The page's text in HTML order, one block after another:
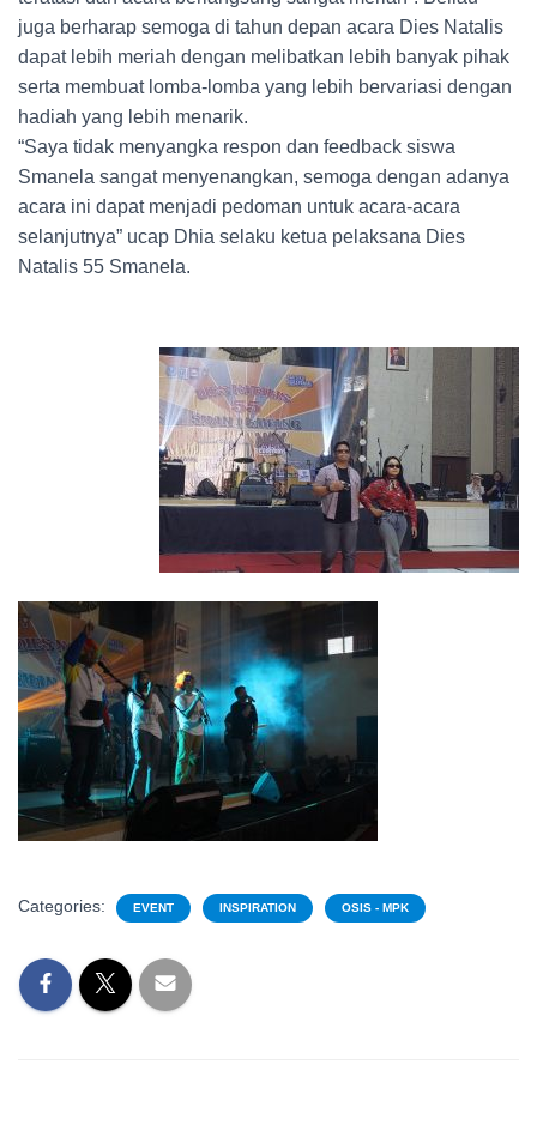
juga berharap semoga di tahun depan acara Dies Natalis
dapat lebih meriah dengan melibatkan lebih banyak pihak
serta membuat lomba-lomba yang lebih bervariasi dengan
hadiah yang lebih menarik.
“Saya tidak menyangka respon dan feedback siswa
Smanela sangat menyenangkan, semoga dengan adanya
acara ini dapat menjadi pedoman untuk acara-acara
selanjutnya” ucap Dhia selaku ketua pelaksana Dies
Natalis 55 Smanela.
Categories: EVENT INSPIRATION OSIS - MPK